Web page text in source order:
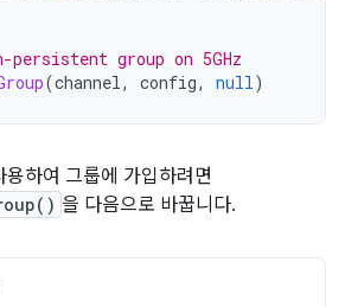
group on 5GHz
(channel, config, null)
하여 그룹에 가입하려면
을 다음으로 바꿉니다.